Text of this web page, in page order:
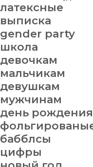
латексные
выписка
gender party
школа
девочкам
мальчикам
девушкам
мужчинам
день рождения
бабблсы
цифры